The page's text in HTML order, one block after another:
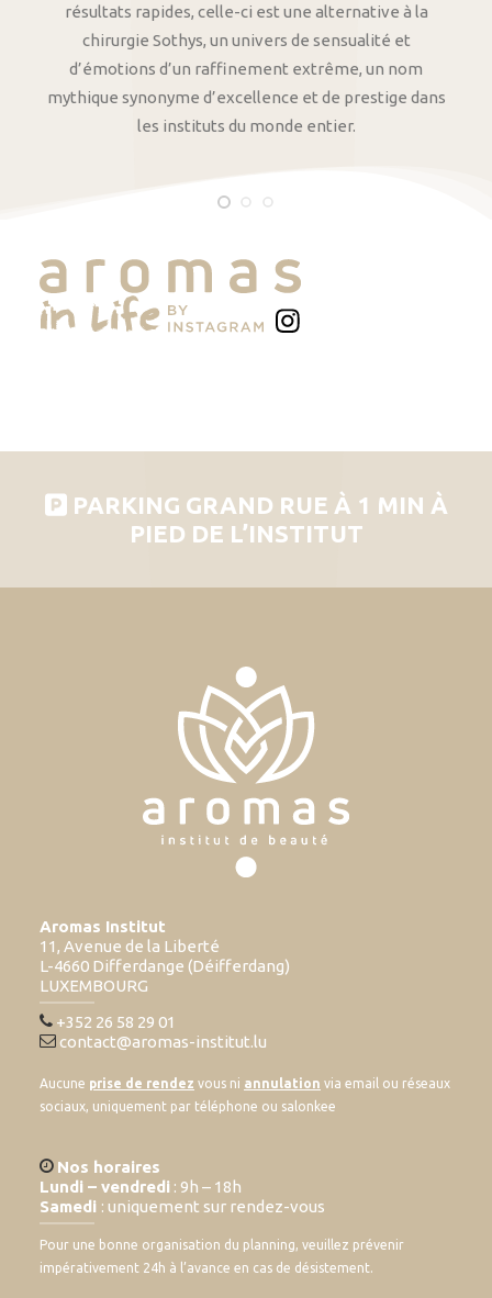
résultats rapides, celle-ci est une alternative à la
chirurgie Sothys, un univers de sensualité et
d’émotions d’un raffinement extrême, un nom
mythique synonyme d’excellence et de prestige dans
les instituts du monde entier.
PARKING GRAND RUE À 1 MIN À
PIED DE L’INSTITUT
Aromas Institut
11, Avenue de la Liberté
L-4660 Differdange (Déifferdang)
LUXEMBOURG
+352 26 58 29 01
contact@aromas-institut.lu
Aucune prise de rendez vous ni annulation via email ou réseaux
sociaux, uniquement par téléphone ou salonkee
Nos horaires
Lundi – vendredi : 9h – 18h
Samedi : uniquement sur rendez-vous
Pour une bonne organisation du planning, veuillez prévenir
impérativement 24h à l’avance en cas de désistement.